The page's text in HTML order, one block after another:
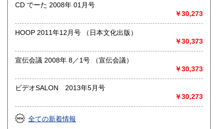
CD でーた 2008年 01月号
￥30,273
HOOP 2011年12月号 （日本文化出版）
￥30,373
宣伝会議 2008年 8／1号 （宣伝会議）
￥30,373
ビデオSALON 2013年5月号
￥30,273
全ての新着情報